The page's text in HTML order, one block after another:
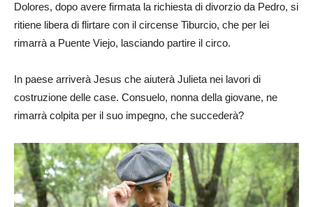
Dolores, dopo avere firmata la richiesta di divorzio da Pedro, si
ritiene libera di flirtare con il circense Tiburcio, che per lei
rimarrà a Puente Viejo, lasciando partire il circo.
In paese arriverà Jesus che aiuterà Julieta nei lavori di
costruzione delle case. Consuelo, nonna della giovane, ne
rimarrà colpita per il suo impegno, che succederà?